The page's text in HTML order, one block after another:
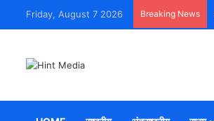
Friday, August 7 2026 Breaking News